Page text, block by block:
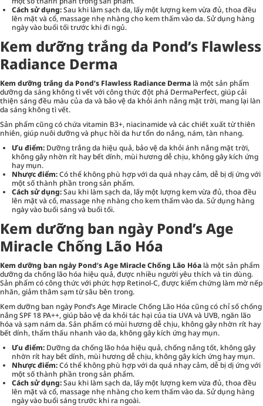
Cách sử dụng:Sau khi làm sạch da, lấy một lượng kem vừa đủ, thoa đều
lên mặt và cổ, massage nhẹ nhàng cho kem thấm vào da. Sử dụng hàng
ngày vào buổi tối trước khi đi ngủ.
Kem dưỡng trắng da Pond’s Flawless
Radiance Derma
Kem dưỡng trắng da Pond’s Flawless Radiance Derma là một sản phẩm
dưỡng da sáng không tì vết với công thức đột phá DermaPerfect, giúp cải
thiện sáng đều màu của da và bảo vệ da khỏi ánh nắng mặt trời, mang lại làn
da sáng không tì vết.
Sản phẩm cũng có chứa vitamin B3+, niacinamide và các chiết xuất từ thiên
nhiên, giúp nuôi dưỡng và phục hồi da hư tổn do nắng, nám, tàn nhang.
Ưu điểm: Dưỡng trắng da hiệu quả, bảo vệ da khỏi ánh nắng mặt trời,
không gây nhờn rít hay bết dính, mùi hương dễ chịu, không gây kích ứng
hay mụn.
Nhược điểm:Có thể không phù hợp với da quá nhạy cảm, dễ bị dị ứng với
một số thành phần trong sản phẩm.
Cách sử dụng:Sau khi làm sạch da, lấy một lượng kem vừa đủ, thoa đều
lên mặt và cổ, massage nhẹ nhàng cho kem thấm vào da. Sử dụng hàng
ngày vào buổi sáng và buổi tối.
Kem dưỡng ban ngày Pond’s Age
Miracle Chống Lão Hóa
Kem dưỡng ban ngày Pond’s Age Miracle Chống Lão Hóa là một sản phẩm
dưỡng da chống lão hóa hiệu quả, được nhiều người yêu thích và tin dùng.
Sản phẩm có công thức với phức hợp Retinol-C, được kiểm chứng làm mờ nếp
nhăn, giảm thâm sạm từ sâu bên trong.
Kem dưỡng ban ngày Pond’s Age Miracle Chống Lão Hóa cũng có chỉ số chống
nắng SPF 18 PA++, giúp bảo vệ da khỏi tác hại của tia UVA và UVB, ngăn lão
hóa và sạm nám da. Sản phẩm có mùi hương dễ chịu, không gây nhờn rít hay
bết dính, thẩm thấu nhanh vào da, không gây kích ứng hay mụn.
Ưu điểm: Dưỡng da chống lão hóa hiệu quả, chống nắng tốt, không gây
nhờn rít hay bết dính, mùi hương dễ chịu, không gây kích ứng hay mụn.
Nhược điểm:Có thể không phù hợp với da quá nhạy cảm, dễ bị dị ứng với
một số thành phần trong sản phẩm.
Cách sử dụng:Sau khi làm sạch da, lấy một lượng kem vừa đủ, thoa đều
lên mặt và cổ, massage nhẹ nhàng cho kem thấm vào da. Sử dụng hàng
ngày vào buổi sáng trước khi ra ngoài.